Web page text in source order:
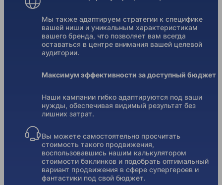
Мы также адаптируем стратегии к специфике
вашей ниши и уникальным характеристикам
вашего бренда, что позволяет вам всегда
оставаться в центре внимания вашей целевой
аудитории.
Максимум эффективности за доступный бюджет
Наши кампании гибко адаптируются под ваши
нужды, обеспечивая видимый результат без
лишних затрат.
Вы можете самостоятельно просчитать
стоимость такого продвижения,
воспользовавшись нашим калькулятором
стоимости бэклинков и подобрать оптимальный
вариант продвижения в сфере супергероев и
фантастики под свой бюджет.